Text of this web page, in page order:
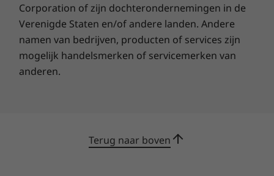
opslagruimte.
Corporation of zijn dochterondernemingen in de
Verenigde Staten en/of andere landen. Andere
namen van bedrijven, producten of services zijn
mogelijk handelsmerken of servicemerken van
anderen.
Terug naar boven